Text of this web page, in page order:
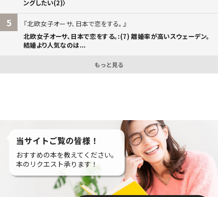
ングしたい(2)〉
5
北欧女子オーサ、日本で恋をする。
北欧女子オーサ、日本で恋をする。:(7) 離婚率が高いスウェーデン。
結婚より人気なのは...
もっと見る
当サイトご覧の皆様！
おすすめの本を教えてください。
本のリクエスト承ります！